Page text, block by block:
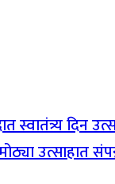
स्वातंत्र्य दिन
उत्साहात